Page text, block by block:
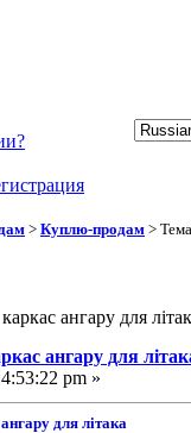
> Куплю-продам >
ангару для
ангару для
pm »
для літака